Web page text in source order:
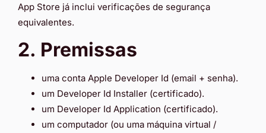
App Store já inclui verificações de segurança
equivalentes.
2. Premissas
uma conta Apple Developer Id (email + senha).
um Developer Id Installer (certificado).
um Developer Id Application (certificado).
um computador (ou uma máquina virtual /